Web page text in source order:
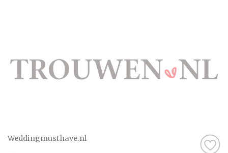
Weddingmusthave.nl